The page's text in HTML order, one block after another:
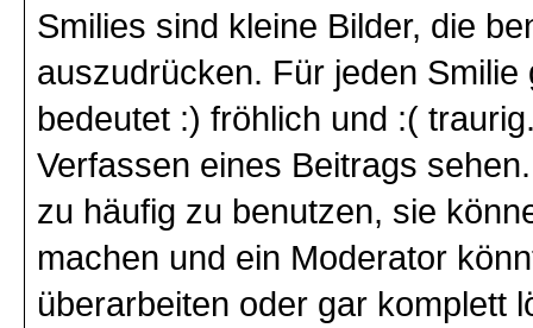
Smilies sind kleine Bilder, die
auszudrücken. Für jeden
bedeutet :) fröhlich und :(
Verfassen eines Beitrags
zu häufig zu benutzen, sie
machen und ein Moderator
überarbeiten oder gar komplett